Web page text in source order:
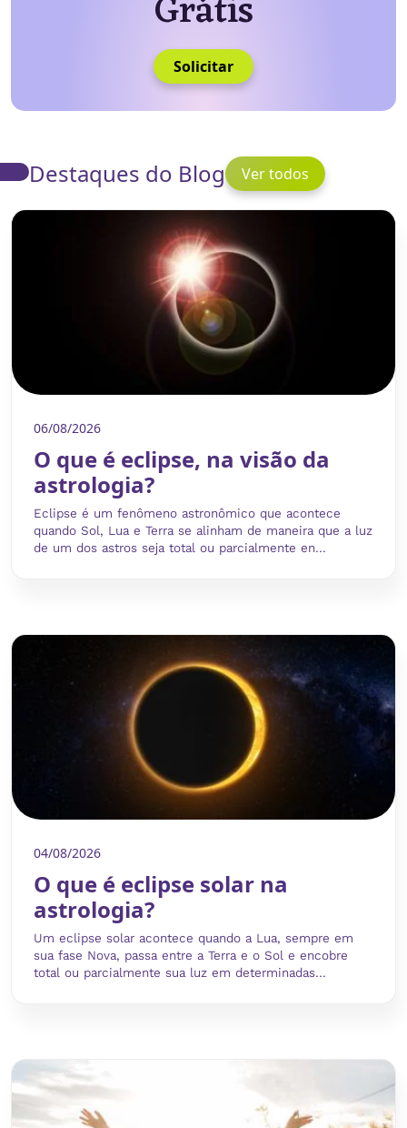
Solicitar
Destaques do Blog Ver todos
06/08/2026
O que é eclipse, na visão da
astrologia?
Eclipse é um fenômeno astronômico que acontece
quando Sol, Lua e Terra se alinham de maneira que a luz
de um dos astros seja total ou parcialmente en...
04/08/2026
O que é eclipse solar na
astrologia?
Um eclipse solar acontece quando a Lua, sempre em
sua fase Nova, passa entre a Terra e o Sol e encobre
total ou parcialmente sua luz em determinadas...